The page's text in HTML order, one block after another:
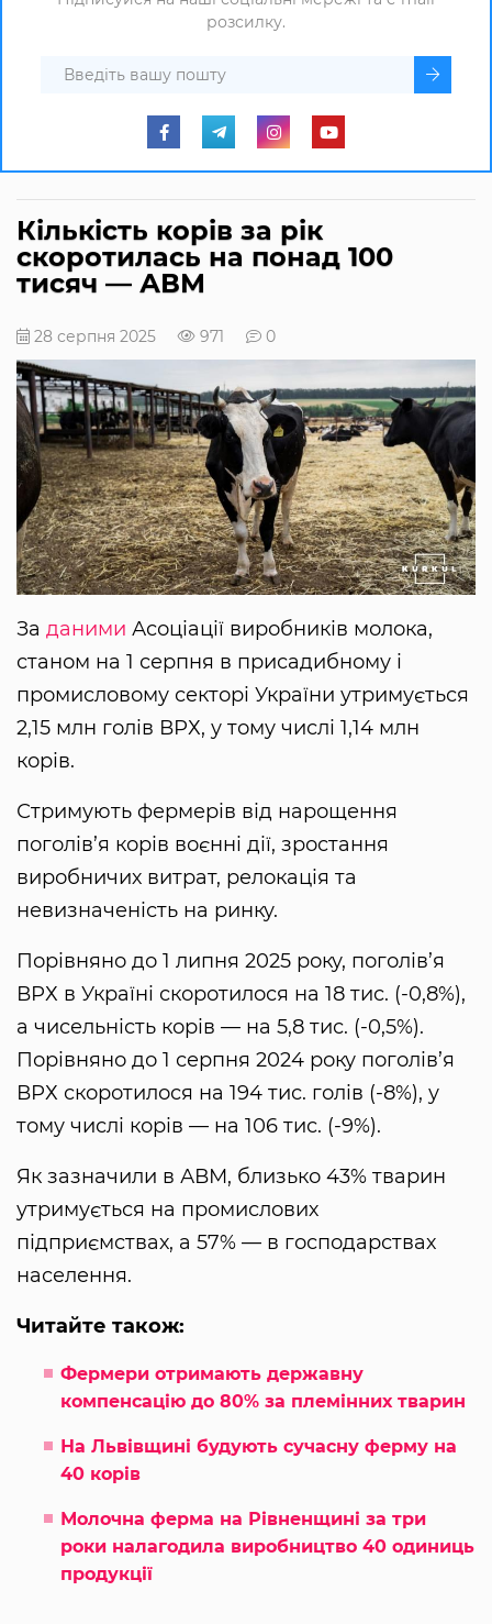
розсилку.
Кількість корів за рік
скоротилась на понад 100
тисяч — АВМ
28 серпня 2025 971 0
За даними Асоціації виробників молока,
станом на 1 серпня в присадибному і
промисловому секторі України утримується
2,15 млн голів ВРХ, у тому числі 1,14 млн
корів.
Стримують фермерів від нарощення
поголів’я корів воєнні дії, зростання
виробничих витрат, релокація та
невизначеність на ринку.
Порівняно до 1 липня 2025 року, поголів’я
ВРХ в Україні скоротилося на 18 тис. (-0,8%),
а чисельність корів — на 5,8 тис. (-0,5%).
Порівняно до 1 серпня 2024 року поголів’я
ВРХ скоротилося на 194 тис. голів (-8%), у
тому числі корів — на 106 тис. (-9%).
Як зазначили в АВМ, близько 43% тварин
утримується на промислових
підприємствах, а 57% — в господарствах
населення.
Читайте також:
Фермери отримають державну
компенсацію до 80% за племінних тварин
На Львівщині будують сучасну ферму на
40 корів
Молочна ферма на Рівненщині за три
роки налагодила виробництво 40 одиниць
продукції